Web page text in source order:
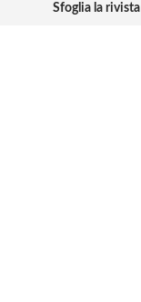
Sfoglia la rivista